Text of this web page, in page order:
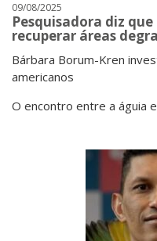
09/08/2025
Pesquisadora diz
recuperar áreas
Bárbara Borum-Kren
americanos
O encontro entre a águia